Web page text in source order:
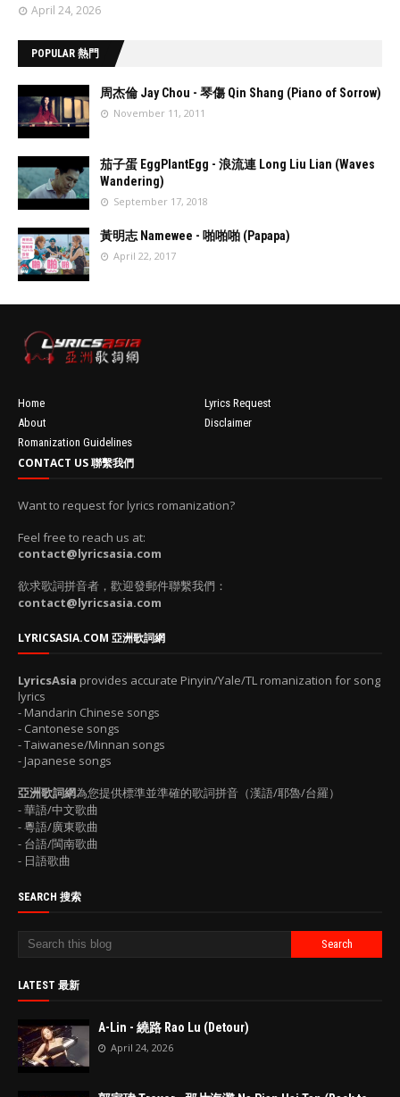
April 24, 2026
POPULAR 熱門
'data:post.fea
turedImage
resizeImage
100'
周杰倫 Jay Chou - 琴傷 Qin Shang (Piano of Sorrow)
November 11, 2011
'data:post.fea
turedImage
resizeImage
100'
茄子蛋 EggPlantEgg - 浪流連 Long Liu Lian (Waves
Wandering)
September 17, 2018
'data:post.fea
resizeImage
100'
黃明志 Namewee - 啪啪啪 (Papapa)
April 22, 2017
Home
Lyrics Request
About
Disclaimer
Romanization Guidelines
CONTACT US 聯繫我們
Want to request for lyrics romanization?
Feel free to reach us at:
contact@lyricsasia.com
欲求歌詞拼音者，歡迎發郵件聯繫我們：
contact@lyricsasia.com
LYRICSASIA.COM 亞洲歌詞網
LyricsAsia provides accurate Pinyin/Yale/TL romanization for song
lyrics
- Mandarin Chinese songs
- Cantonese songs
- Taiwanese/Minnan songs
- Japanese songs
亞洲歌詞網為您提供標準並準確的歌詞拼音（漢語/耶魯/台羅）
- 華語/中文歌曲
- 粵語/廣東歌曲
- 台語/閩南歌曲
- 日語歌曲
SEARCH 搜索
LATEST 最新
A-Lin - 繞路 Rao Lu (Detour)
April 24, 2026